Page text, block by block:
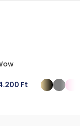
Ft